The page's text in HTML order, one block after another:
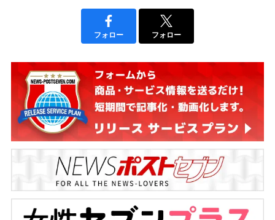
フォロー フォロー